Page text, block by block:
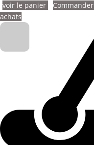
voir le panier Commander
achats